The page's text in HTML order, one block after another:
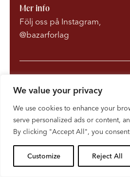
We value your privacy
We use cookies to enhance your
serve personalized ads or content,
By clicking "Accept All", you
Customize Reject All
Mer info
Följ oss på Instagram,
@bazarforlag
Om
Cookies